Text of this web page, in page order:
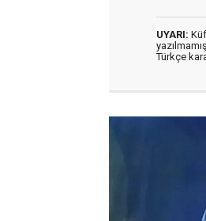
UYARI:
Türkçe